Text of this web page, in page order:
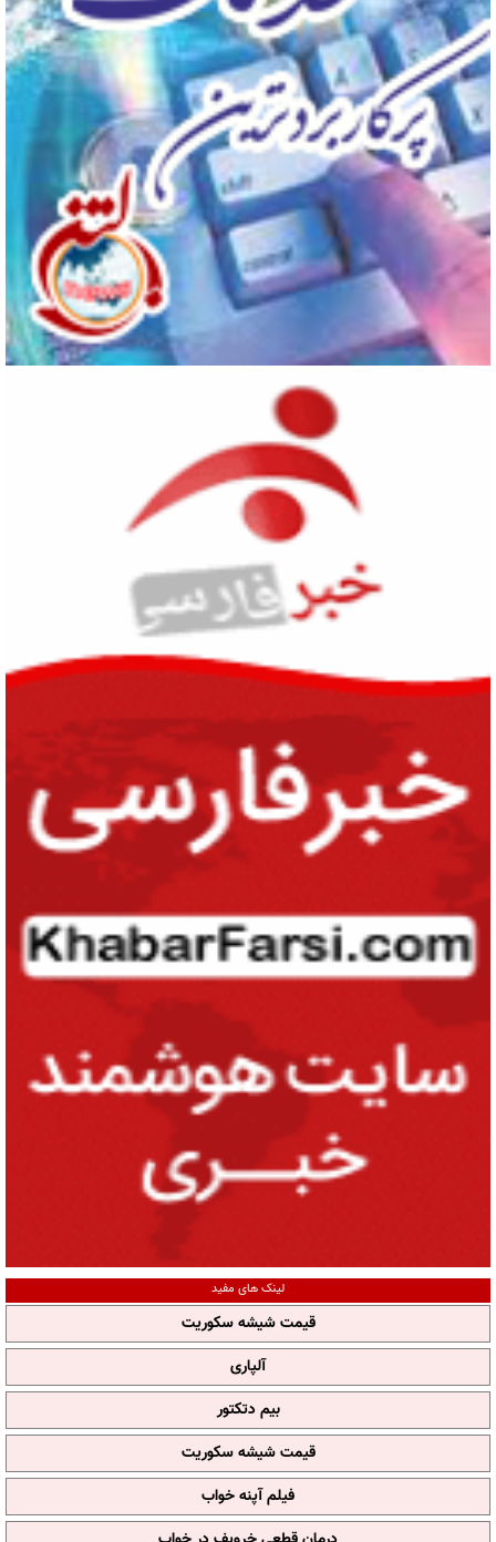
لینک های مفید
قیمت شیشه سکوریت
آلپاری
بیم دتکتور
قیمت شیشه سکوریت
فیلم آپنه خواب